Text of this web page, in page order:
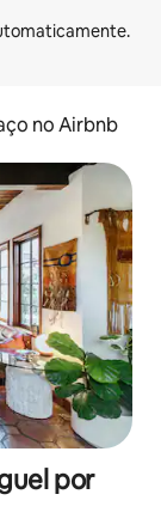
no Airbnb
por